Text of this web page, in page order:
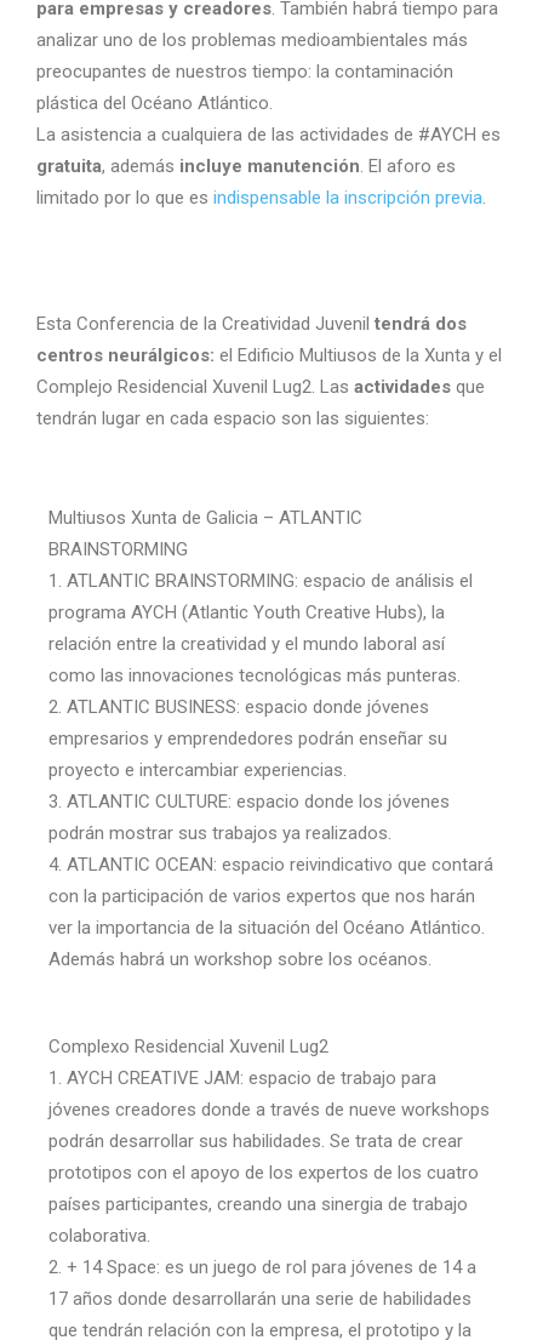
para empresas y creadores. También habrá tiempo para
analizar uno de los problemas medioambientales más
preocupantes de nuestros tiempo: la contaminación
plástica del Océano Atlántico.
La asistencia a cualquiera de las actividades de #AYCH es
gratuita, además incluye manutención. El aforo es
limitado por lo que es indispensable la inscripción previa.
Esta Conferencia de la Creatividad Juvenil tendrá dos
centros neurálgicos: el Edificio Multiusos de la Xunta y el
Complejo Residencial Xuvenil Lug2. Las actividades que
tendrán lugar en cada espacio son las siguientes:
Multiusos Xunta de Galicia – ATLANTIC
BRAINSTORMING
1. ATLANTIC BRAINSTORMING: espacio de análisis el
programa AYCH (Atlantic Youth Creative Hubs), la
relación entre la creatividad y el mundo laboral así
como las innovaciones tecnológicas más punteras.
2. ATLANTIC BUSINESS: espacio donde jóvenes
empresarios y emprendedores podrán enseñar su
proyecto e intercambiar experiencias.
3. ATLANTIC CULTURE: espacio donde los jóvenes
podrán mostrar sus trabajos ya realizados.
4. ATLANTIC OCEAN: espacio reivindicativo que contará
con la participación de varios expertos que nos harán
ver la importancia de la situación del Océano Atlántico.
Además habrá un workshop sobre los océanos.
Complexo Residencial Xuvenil Lug2
1. AYCH CREATIVE JAM: espacio de trabajo para
jóvenes creadores donde a través de nueve workshops
podrán desarrollar sus habilidades. Se trata de crear
prototipos con el apoyo de los expertos de los cuatro
países participantes, creando una sinergia de trabajo
colaborativa.
2. + 14 Space: es un juego de rol para jóvenes de 14 a
17 años donde desarrollarán una serie de habilidades
que tendrán relación con la empresa, el prototipo y la